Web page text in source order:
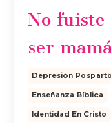
No fuiste
ser
Depresión Posparto
Enseñanza Bíblica
Identidad En Cristo